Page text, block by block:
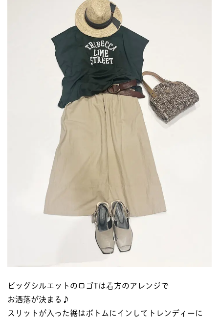
ビッグシルエットのロゴTは着方のアレンジで
お洒落が決まる♪
スリットが入った裾はボトムにインしてトレンディーに